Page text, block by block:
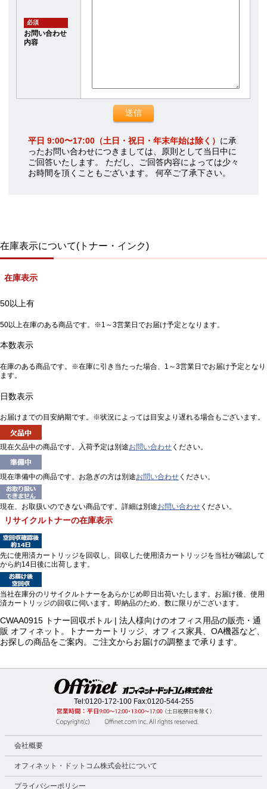
必須
お問い合わせ
内容
平日 9:00〜17:00（土日・祝日・年末年始は除く） に承
ったお問い合わせにつきましては、原則として当日中に
ご回答いたします。 ただし、ご回答内容によっては少々
お時間を頂くこともございます。 何卒ご了承下さい。
在庫表示について(トナー・インク)
在庫表示
50以上有
50以上在庫のある商品です。※1～3営業日でお届け予定となります。
本数表示
在庫のある商品です。※在庫に引き当たった場合、1～3営業日でお届け予定となり
ます。
日数表示
お届けまでの目安納期です。※状況によっては目安より遅れる場合もございます。
現在欠品中の商品です。入荷予定は別途お問い合わせ ください。
現在準備中の商品です。お急ぎの方は別途お問い合わせ ください。
現在、お取扱いのできない商品です。詳細は別途お問い合わせ ください。
リサイクルトナーの在庫表示
先に使用済カートリッジを回収し、回収した使用済カートリッジを当社が確認して
から約14日後に出荷します。
当社在庫分のリサイクルトナーをあらかじめ即日出荷いたします。お届け後、使用
済カートリッジの回収に伺います。即納品のため、数に限りがございます。
CWAA0915 トナー回収ボトル | 法人様向けのオフィス用品の販売・通
販 オフィネット。トナーカートリッジ、オフィス家具、OA機器など、
お探しの商品をご案内。ご注文からお届けの調整まで承ります。
Tel:0120-172-100Fax:0120-544-255
会社概要
オフィネット・ドットコム株式会社について
プライバシーポリシー